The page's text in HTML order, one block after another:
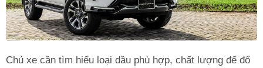
Chủ xe cần tìm hiểu loại dầu phù hợp, chất lượng để đổ